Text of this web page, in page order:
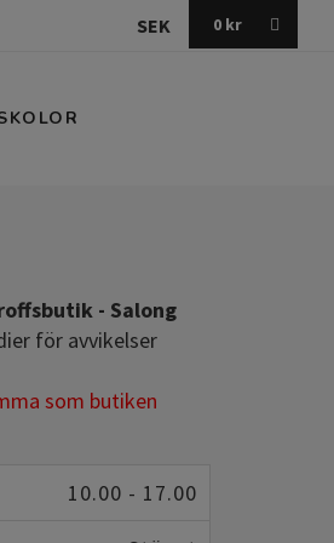
0 kr
SEK
- Salong
för avvikelser
som butiken
10.00 - 17.00